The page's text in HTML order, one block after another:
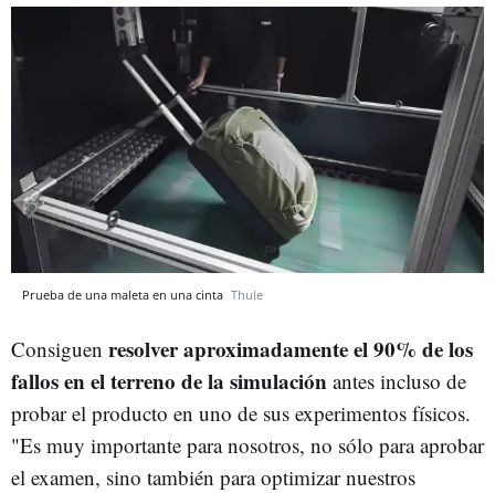
Prueba de una maleta en una cinta Thule
Consiguen resolver aproximadamente el 90% de los
fallos en el terreno de la simulación antes incluso de
probar el producto en uno de sus experimentos físicos.
"Es muy importante para nosotros, no sólo para aprobar
el examen, sino también para optimizar nuestros